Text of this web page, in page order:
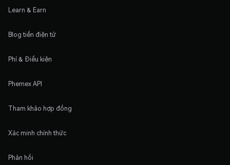
Learn & Earn
Blog tiền điện tử
Phí & Điều kiện
Phemex API
Tham khảo hợp đồng
Xác minh chính thức
Phản hồi